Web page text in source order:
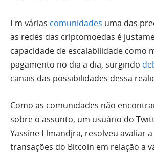
Em várias comunidades uma das
as redes das criptomoedas é
capacidade de escalabilidade como
pagamento no dia a dia, surgindo
canais das possibilidades dessa
Como as comunidades não
sobre o assunto, um usuário do
Yassine Elmandjra, resolveu avaliar a
transações do Bitcoin em relação a